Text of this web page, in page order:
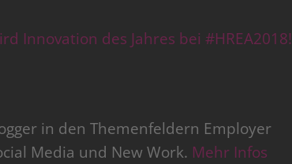
Innovation des Jahres bei #HREA2018!
in den Themenfeldern Employer
Media und New Work. Mehr Infos